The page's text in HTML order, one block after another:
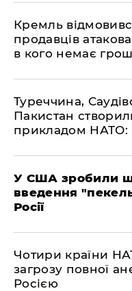
​Кремль
продавців
в кого немає
​Туреччина,
Пакистан
прикладом НАТО:
​У США зробили
введення
Росії
​Чотири країни
загрозу повної
Росією